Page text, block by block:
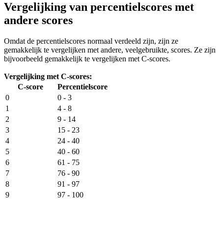
Vergelijking van percentielscores met
andere scores
Omdat de percentielscores normaal verdeeld zijn, zijn ze
gemakkelijk te vergelijken met andere, veelgebruikte, scores. Ze zijn
bijvoorbeeld gemakkelijk te vergelijken met C-scores.
Vergelijking met C-scores:
C-score
Percentielscore
0
0 - 3
1
4 - 8
2
9 - 14
3
15 - 23
4
24 - 40
5
40 - 60
6
61 - 75
7
76 - 90
8
91 - 97
9
97 - 100